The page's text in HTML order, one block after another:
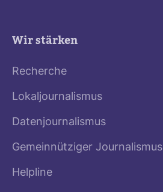
Wir stärken
Recherche
Lokaljournalismus
Datenjournalismus
Gemeinnütziger Journalismus
Helpline